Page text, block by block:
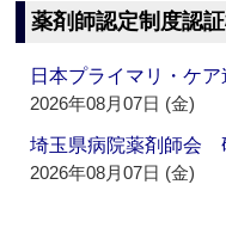
薬剤師認定制度認
日本プライマリ・ケ
2026年08月07日 (金)
埼玉県病院薬剤師会
2026年08月07日 (金)